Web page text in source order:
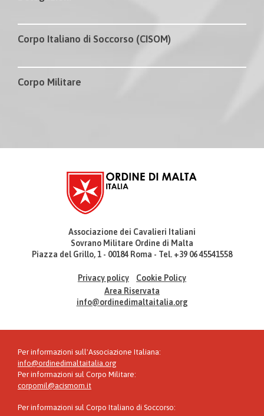
Corpo Italiano di Soccorso (CISOM)
Corpo Militare
Associazione dei Cavalieri Italiani
Sovrano Militare Ordine di Malta
Piazza del Grillo, 1 - 00184 Roma - Tel. +39 06 45541558
Privacy policy
Cookie Policy
Area Riservata
info@ordinedimaltaitalia.org
Per informazioni sull'Associazione Italiana:
info@ordinedimaltaitalia.org
Per informazioni sul Corpo Militare:
corpomil@acismom.it
Per informazioni sul Corpo Italiano di Soccorso: